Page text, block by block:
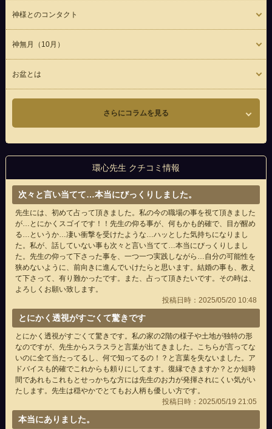
神様とのコンタクト
神無月（10月）
お盆とは
さらにコラムを見る
環心先生 クチコミ情報
次々と言い当てて…本当にびっくりしました。
先生には、初めて占って頂きました。私の今の職場の事を視て頂きました
が…とにかくスゴイです！！先生の仰る事が、何もかも的確で、目が醒め
る…というか…凄い衝撃を受けたような…ハッとした気持ちになりまし
た。私が、話していない事も次々と言い当てて…本当にびっくりしまし
た。先生の仰って下さった事を、一つ一つ実践しながら…自分の可能性を
狭めないように、前向きに進んでいけたらと思います。結婚の事も、教え
て下さって、有り難かったです。また、占って頂きたいです。その時は、
よろしくお願い致します。
投稿日時：2025/05/20 10:48
とにかく透視がすごくて驚きです
とにかく透視がすごくて驚きです。私の家の2階の様子や土地が独特の形
なのですが、先生からスラスラと言葉が出てきました。こちらが言ってな
いのに全て当たってるし、何で知ってるの！？と言葉を失ないました。ア
ドバイスも的確でこれからも頼りにしてます。復縁できますか？とか短時
間であれもこれもとせっかちな方には先生のお力が発揮されにくい気がい
たします。先生は穏やかでとてもお人柄も優しい方です。
投稿日時：2025/05/19 21:05
本当にありました。